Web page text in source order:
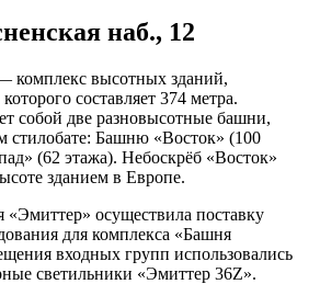
наб., 12
комплекс высотных зданий,
составляет 374 метра.
собой две разновысотные башни,
стилобате: Башню «Восток» (100
(62 этажа). Небоскрёб «Восток»
зданием в Европе.
осуществила поставку
для комплекса «Башня
входных групп использовались
светильники «Эмиттер 36Z».